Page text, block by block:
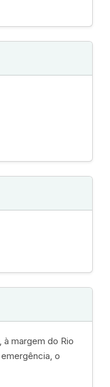
margem do Rio
o